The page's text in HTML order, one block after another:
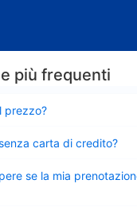
più frequenti
prezzo?
carta di credito?
se la mia